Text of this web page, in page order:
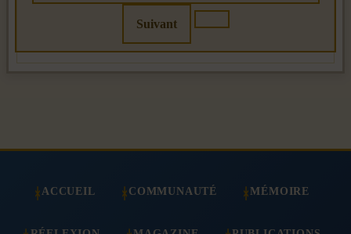
Suivant
ACCUEIL COMMUNAUTÉ MÉMOIRE